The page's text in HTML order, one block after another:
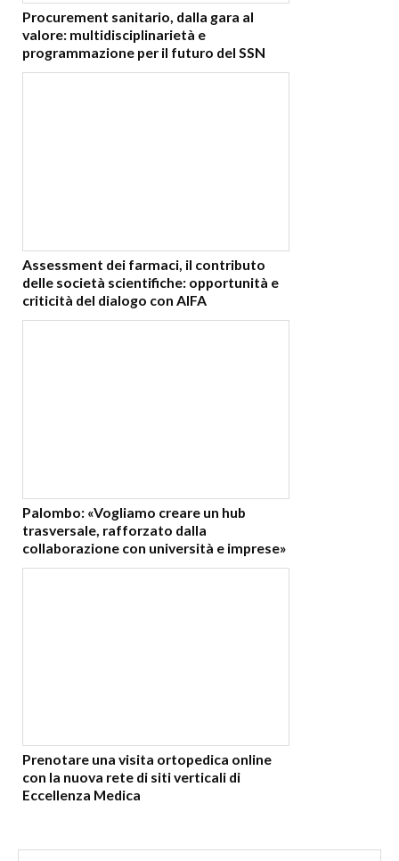
Procurement sanitario, dalla gara al
valore: multidisciplinarietà e
programmazione per il futuro del SSN
Assessment dei farmaci, il contributo
delle società scientifiche: opportunità e
criticità del dialogo con AIFA
Palombo: «Vogliamo creare un hub
trasversale, rafforzato dalla
collaborazione con università e imprese»
Prenotare una visita ortopedica online
con la nuova rete di siti verticali di
Eccellenza Medica